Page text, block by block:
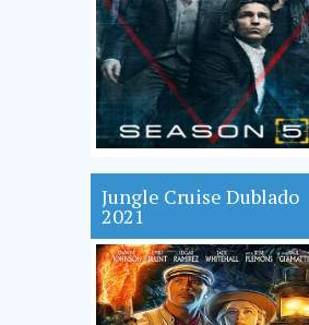
Jungle Cruise Dublado
2021